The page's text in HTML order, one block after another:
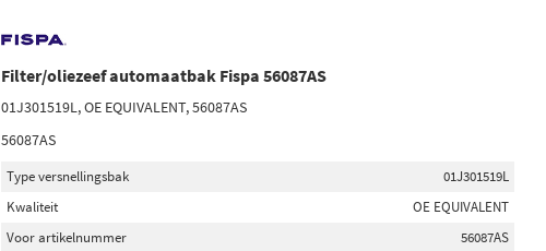
Filter/oliezeef automaatbak Fispa 56087AS
01J301519L, OE EQUIVALENT, 56087AS
56087AS
Type versnellingsbak
01J301519L
Kwaliteit
OE EQUIVALENT
Voor artikelnummer
56087AS